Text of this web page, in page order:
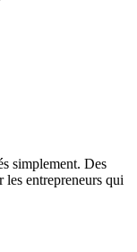
simplement. Des
les entrepreneurs qui